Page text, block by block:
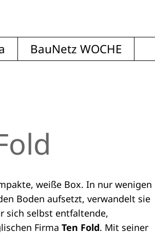
BauNetz WOCHE
weiße Box. In nur wenigen
Boden aufsetzt, verwandelt sie
sich selbst entfaltende,
Firma Ten Fold. Mit seiner